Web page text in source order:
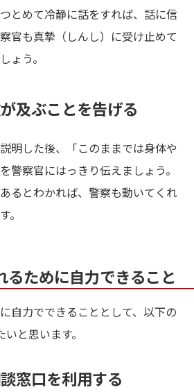
とめて冷静に話をすれば、話に信
官も真摯（しんし）に受け止めて
ょう。
及ぶことを告げる
明した後、「このままでは身体や
警察官にはっきり伝えましょう。
るとわかれば、警察も動いてくれ
。
るために自力できること
自力でできることとして、以下の
と思います。
窓口を利用する